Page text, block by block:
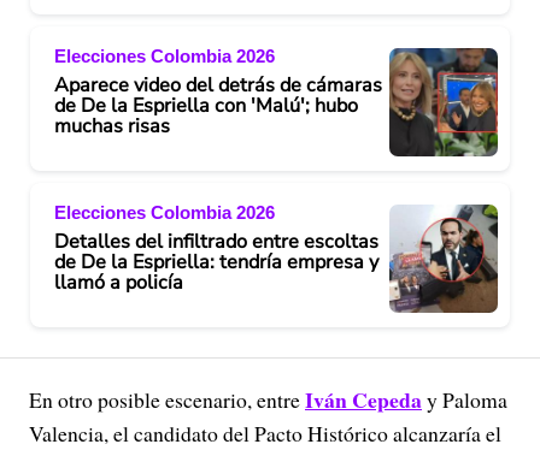
Elecciones Colombia 2026
Aparece video del detrás de cámaras
de De la Espriella con 'Malú'; hubo
muchas risas
Elecciones Colombia 2026
Detalles del infiltrado entre escoltas
de De la Espriella: tendría empresa y
llamó a policía
En otro posible escenario, entreIván Cepeday Paloma
Valencia, el candidato del Pacto Histórico alcanzaría el